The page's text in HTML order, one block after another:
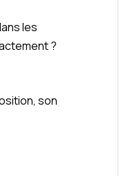
les
?
son